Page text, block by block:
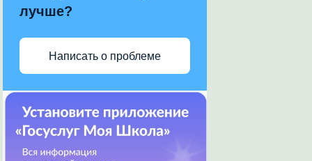
лучше?
Написать о проблеме